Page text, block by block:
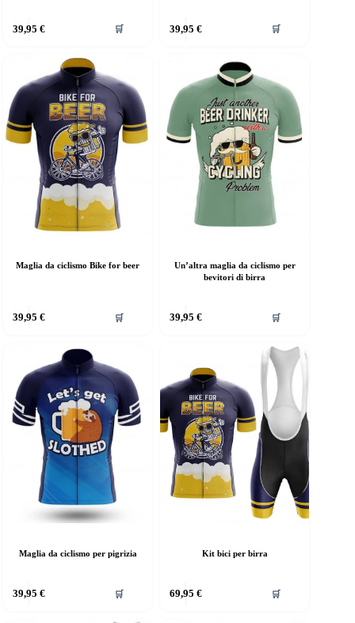
39,95 € 🛒 39,95 € 🛒
Maglia da ciclismo Bike for beer
39,95 € 🛒
Un’altra maglia da ciclismo per
bevitori di birra
39,95 € 🛒
Maglia da ciclismo per pigrizia
39,95 € 🛒
Kit bici per birra
69,95 € 🛒